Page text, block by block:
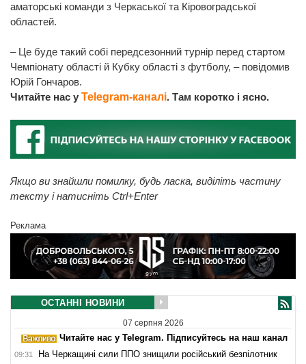
аматорські команди з Черкаської та Кіровоградської
областей.
– Це буде такий собі передсезонний турнір перед стартом
Чемпіонату області й Кубку області з футболу, – повідомив
Юрій Гончаров.
Читайте нас у Telegram-каналі. Там коротко і ясно.
Якщо ви знайшли помилку, будь ласка, виділіть частину
тексту і натисніть Ctrl+Enter
Реклама
ОСТАННІ НОВИНИ
07 серпня 2026
Читайте нас у Telegram. Підписуйтесь на наш канал
09:31 На Черкащині сили ППО знищили російський безпілотник